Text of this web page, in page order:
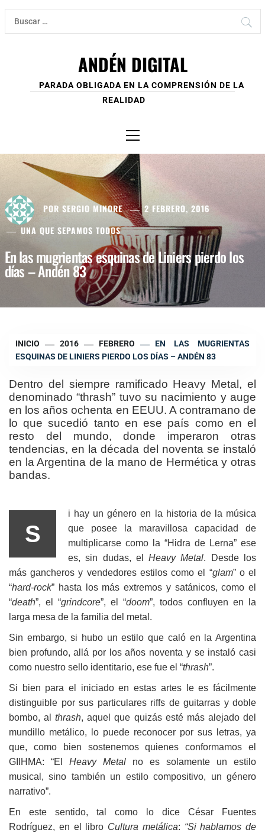
Ir
contenido
Buscar:
ANDÉN DIGITAL
PARADA OBLIGADA EN LA COMPRENSIÓN DE LA
REALIDAD
principal
POR SERGIO MINORE
2 FEBRERO, 2016
UNA QUE SEPAMOS TODOS
En las mugrientas esquinas de Liniers pierdo los
días – Andén 83
INICIO 2016 FEBRERO
EN LAS MUGRIENTAS
ESQUINAS DE LINIERS PIERDO LOS DÍAS – ANDÉN 83
Dentro del siempre ramificado Heavy Metal, el
denominado “thrash” tuvo su nacimiento y auge
en los años ochenta en EEUU. A contramano de
lo que sucedió tanto en ese país como en el
resto del mundo, donde imperaron otras
tendencias, en la década del noventa se instaló
en la Argentina de la mano de Hermética y otras
bandas.
S
i hay un género en la historia de la música
que posee la maravillosa capacidad de
multiplicarse como la “Hidra de Lerna” ese
es, sin dudas, elHeavy Metal. Desde los
más gancheros y vendedores estilos como el “glam” o el
“hard-rock” hasta los más extremos y satánicos, como el
“death”, el “grindcore”, el “doom”, todos confluyen en la
larga mesa de la familia del metal.
Sin embargo, si hubo un estilo que caló en la Argentina
bien profundo, allá por los años noventa y se instaló casi
como nuestro sello identitario, ese fue el “thrash”.
Si bien para el iniciado en estas artes le es fácilmente
distinguible por sus particulares riffs de guitarras y doble
bombo, althrash, aquel que quizás esté más alejado del
mundillo metálico, lo puede reconocer por sus letras, ya
que, como bien sostenemos quienes conformamos el
GIIHMA: “El Heavy Metal no es solamente un estilo
musical, sino también un estilo compositivo, un género
narrativo”.
En este sentido, tal como lo dice César Fuentes
Rodríguez, en el libro Cultura metálica: “Si hablamos de